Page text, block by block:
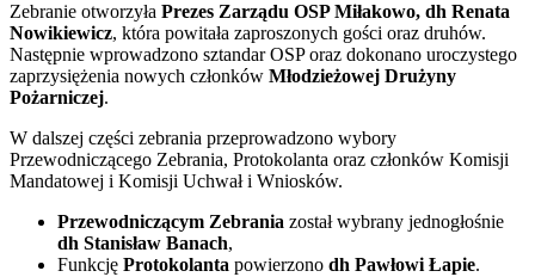
Zebranie otworzyła Prezes Zarządu OSP Miłakowo, dh Renata
Nowikiewicz, która powitała zaproszonych gości oraz druhów.
Następnie wprowadzono sztandar OSP oraz dokonano uroczystego
zaprzysiężenia nowych członków Młodzieżowej Drużyny
Pożarniczej.
W dalszej części zebrania przeprowadzono wybory
Przewodniczącego Zebrania, Protokolanta oraz członków Komisji
Mandatowej i Komisji Uchwał i Wniosków.
Przewodniczącym Zebrania został wybrany jednogłośnie
dh Stanisław Banach,
Funkcję Protokolanta powierzono dh Pawłowi Łapie.